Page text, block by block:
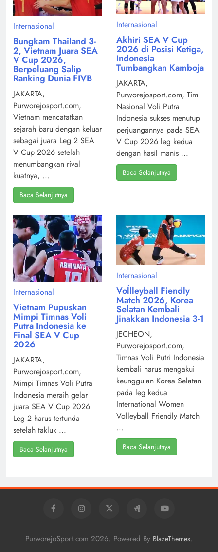
Internasional
Bungkam Thailand 3-
2, Vietnam Juara SEA
V Cup 2026,
Berpeluang Salip
Ranking Dunia FIVB
JAKARTA,
Purworejosport.com,
Vietnam mencatatkan
sejarah baru dengan keluar
sebagai juara Leg 2 SEA
V Cup 2026 setelah
menumbangkan rival
kuatnya, ...
Baca Selanjutnya
Internasional
Akhiri SEA V Cup
2026 di Posisi Ketiga,
Indonesia
Tumbangkan Kamboja
JAKARTA,
Purworejosport.com, Tim
Nasional Voli Putra
Indonesia sukses menutup
perjuangannya pada SEA
V Cup 2026 leg kedua
dengan hasil manis ...
Baca Selanjutnya
Internasional
Vietnam Pupuskan
Mimpi Timnas Voli
Putra Indonesia ke
Final SEA V Cup
2026
JAKARTA,
Purworejosport.com,
Mimpi Timnas Voli Putra
Indonesia meraih gelar
juara SEA V Cup 2026
Leg 2 harus tertunda
setelah takluk ...
Baca Selanjutnya
Internasional
Voĺlleyball Fiendly
Match 2026, Korea
Selatan Kembali
Jinakkan Indonesia 3-1
JECHEON,
Purworejosport.com,
Timnas Voli Putri Indonesia
kembali harus mengakui
keunggulan Korea Selatan
pada leg kedua
International Women
Volleyball Friendly Match
...
Baca Selanjutnya
PurworejoSport.com 2026. Powered By BlazeThemes.